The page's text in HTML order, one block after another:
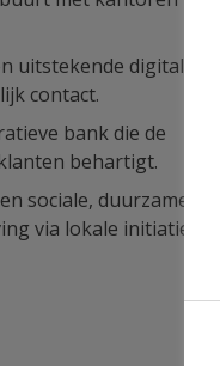
uitstekende digitale
contact.
bank die de
behartigt.
sociale, duurzame en
via lokale initiatieven.